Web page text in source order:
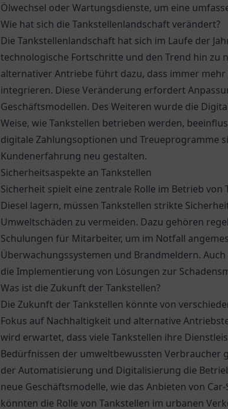
Ölwechsel oder Wartungsdienste, um eine
Wie hat sich die Tankstellenlandschaft verändert?
Die Tankstellenlandschaft hat sich im Laufe der
technologische Fortschritte und den Trend hin
alternativer Antriebe führt dazu, dass immer
integrieren. Diese Veränderung erfordert
Geschäftsmodellen. Des Weiteren wurde die
Weise, wie Tankstellen betrieben werden,
digitale Zahlungsoptionen und Treueprogramme
Kundenerfahrung neu gestalten.
Sicherheitsaspekte an Tankstellen
Sicherheit spielt eine zentrale Rolle im Betrieb
Diesel lagern, müssen Tankstellen strikte
Umweltschäden zu vermeiden. Dazu gehören
Schulungen für Mitarbeiter, um im Notfall
Überwachungssystemen und Brandmeldern.
die Implementierung von Lösungen zur
Was ist die Zukunft der Tankstellen?
Die Zukunft der Tankstellen könnte von
Fokus auf Nachhaltigkeit und alternative
wird erwartet, dass viele Tankstellen ihre
Bedürfnissen der umweltbewussten Verbraucher
der Automatisierung und Digitalisierung die
neue Geschäftsmodelle, wie das Anbieten von
könnten die Rolle von Tankstellen im urbanen